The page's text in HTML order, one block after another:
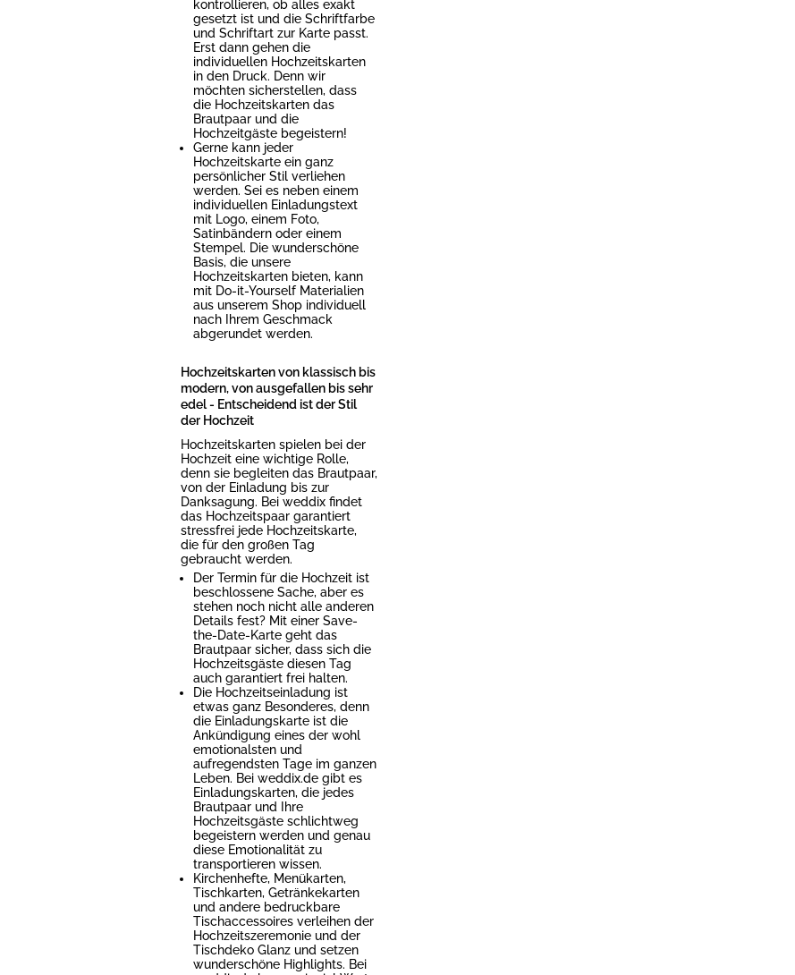
kontrollieren, ob alles exakt
gesetzt ist und die Schriftfarbe
und Schriftart zur Karte passt.
Erst dann gehen die
individuellen Hochzeitskarten
in den Druck. Denn wir
möchten sicherstellen, dass
die Hochzeitskarten das
Brautpaar und die
Hochzeitgäste begeistern!
Gerne kann jeder
Hochzeitskarte ein ganz
persönlicher Stil verliehen
werden. Sei es neben einem
individuellen Einladungstext
mit Logo, einem Foto,
Satinbändern oder einem
Stempel. Die wunderschöne
Basis, die unsere
Hochzeitskarten bieten, kann
mit Do-it-Yourself Materialien
aus unserem Shop individuell
nach Ihrem Geschmack
abgerundet werden.
Hochzeitskarten von klassisch bis
modern, von ausgefallen bis sehr
edel - Entscheidend ist der Stil
der Hochzeit
Hochzeitskarten spielen bei der
Hochzeit eine wichtige Rolle,
denn sie begleiten das Brautpaar,
von der Einladung bis zur
Danksagung. Bei weddix findet
das Hochzeitspaar garantiert
stressfrei jede Hochzeitskarte,
die für den großen Tag
gebraucht werden.
Der Termin für die Hochzeit ist
beschlossene Sache, aber es
stehen noch nicht alle anderen
Details fest? Mit einer Save-
the-Date-Karte geht das
Brautpaar sicher, dass sich die
Hochzeitsgäste diesen Tag
auch garantiert frei halten.
Die Hochzeitseinladung ist
etwas ganz Besonderes, denn
die Einladungskarte ist die
Ankündigung eines der wohl
emotionalsten und
aufregendsten Tage im ganzen
Leben. Bei weddix.de gibt es
Einladungskarten, die jedes
Brautpaar und Ihre
Hochzeitsgäste schlichtweg
begeistern werden und genau
diese Emotionalität zu
transportieren wissen.
Kirchenhefte, Menükarten,
Tischkarten, Getränkekarten
und andere bedruckbare
Tischaccessoires verleihen der
Hochzeitszeremonie und der
Tischdeko Glanz und setzen
wunderschöne Highlights. Bei